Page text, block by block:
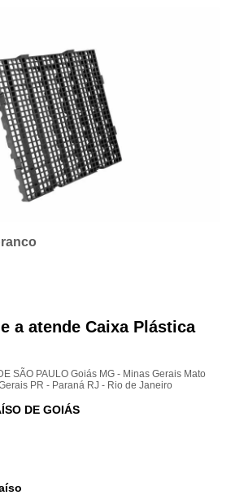
a atende Caixa Plástica
SÃO PAULO Goiás MG - Minas Gerais Mato
PR - Paraná RJ - Rio de Janeiro
DE GOIÁS